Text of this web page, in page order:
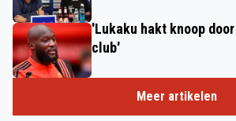
'Lukaku hakt knoop
club'
Meer artikelen